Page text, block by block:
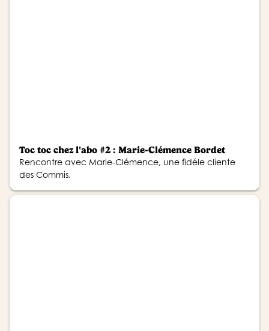
Toc toc chez l'abo #2 : Marie-Clémence Bordet
Rencontre avec Marie-Clémence, une fidéle cliente
des Commis.